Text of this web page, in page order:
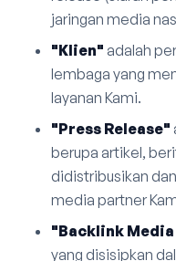
jaringan media
"Klien" adalah
lembaga yang
layanan Kami.
"Press Release"
berupa artikel,
didistribusikan
media partner
"Backlink
yang disisipkan